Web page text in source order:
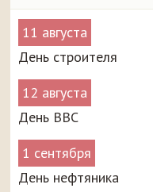
11 августа
День строителя
12 августа
День ВВС
1 сентября
День нефтяника